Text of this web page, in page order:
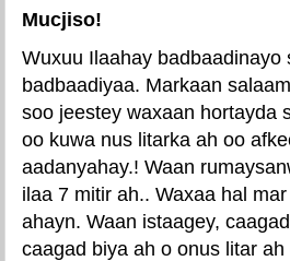
Mucjiso!
Wuxuu Ilaahay badbaadinayo
badbaadiyaa. Markaan
soo jeestey waxaan hortayda
oo kuwa nus litarka ah oo
aadanyahay.! Waan
ilaa 7 mitir ah.. Waxaa hal
ahayn. Waan istaagey,
caagad biya ah o onus litar